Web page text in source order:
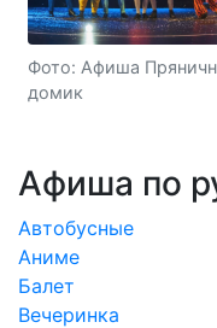
Фото: Афиша
домик
Афиша по
Автобусные
Аниме
Балет
Вечеринка